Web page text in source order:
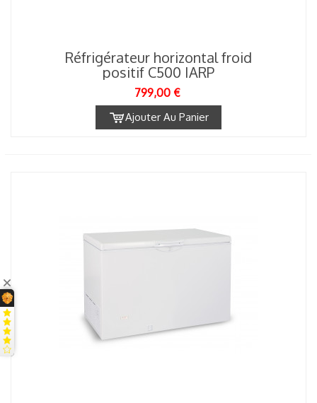
Réfrigérateur horizontal froid
positif C500 IARP
799,00 €
Ajouter Au Panier